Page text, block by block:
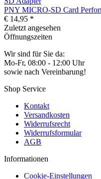
PNY MICRO-SD Card
€ 14,95 *
Zuletzt angesehen
Öffnungszeiten
Wir sind für Sie da:
Mo-Fr, 08:00 - 12:00 Uhr
sowie nach Vereinbarung!
Shop Service
Kontakt
Versandkosten
Widerrufsrecht
Widerrufsformular
AGB
Informationen
Cookie-Einstellungen